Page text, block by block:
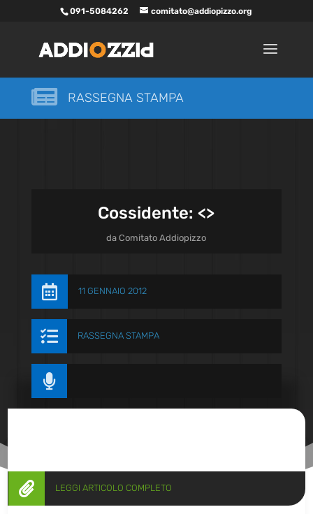
091-5084262 comitato@addiopizzo.org
 RASSEGNA STAMPA
Cossidente: <>
daComitato Addiopizzo
 11 GENNAIO 2012
 RASSEGNA STAMPA

 LEGGI ARTICOLO COMPLETO